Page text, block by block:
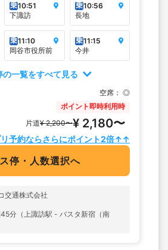
乗10:51
下諏訪
乗10:56
長地
乗11:10
岡谷市役所前
乗11:15
今井
の一覧をすべて見る
空席： ◎
ポイント即時利用時
片道¥ 2,200〜¥ 2,180〜
予約ならさらにポイント2倍↑↑
停・人数選択へ
交通株式会社
分（上諏訪駅 - バスタ新宿（南